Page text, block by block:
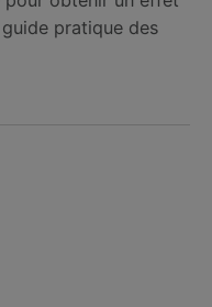
guide pratique des